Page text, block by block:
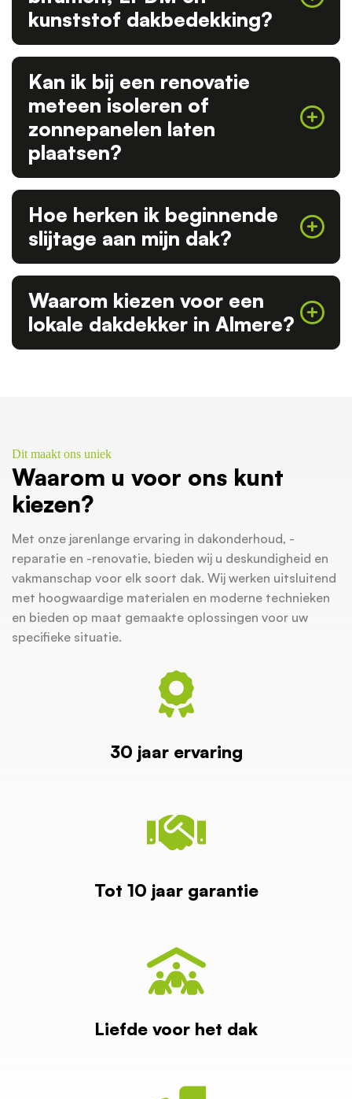
kunststof dakbedekking?
Kan ik bij een renovatie
meteen isoleren of
zonnepanelen laten
plaatsen?
Hoe herken ik beginnende
slijtage aan mijn dak?
Waarom kiezen voor een
lokale dakdekker in Almere?
Dit maakt ons uniek
Waarom u voor ons kunt
kiezen?
Met onze jarenlange ervaring in dakonderhoud, -
reparatie en -renovatie, bieden wij u deskundigheid en
vakmanschap voor elk soort dak. Wij werken uitsluitend
met hoogwaardige materialen en moderne technieken
en bieden op maat gemaakte oplossingen voor uw
specifieke situatie.
30 jaar ervaring
Tot 10 jaar garantie
Liefde voor het dak